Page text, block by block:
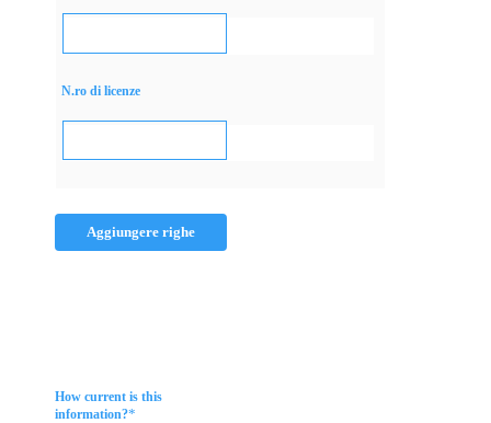
N.ro di licenze
Aggiungere righe
How current is this
information?*